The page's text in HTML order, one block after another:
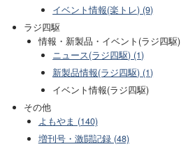
イベント情報(楽トレ) (9)
ラジ四駆
情報・新製品・イベント(ラジ四駆)
ニュース(ラジ四駆) (1)
新製品情報(ラジ四駆) (1)
イベント情報(ラジ四駆)
その他
よもやま (140)
増刊号・激闘記録 (48)